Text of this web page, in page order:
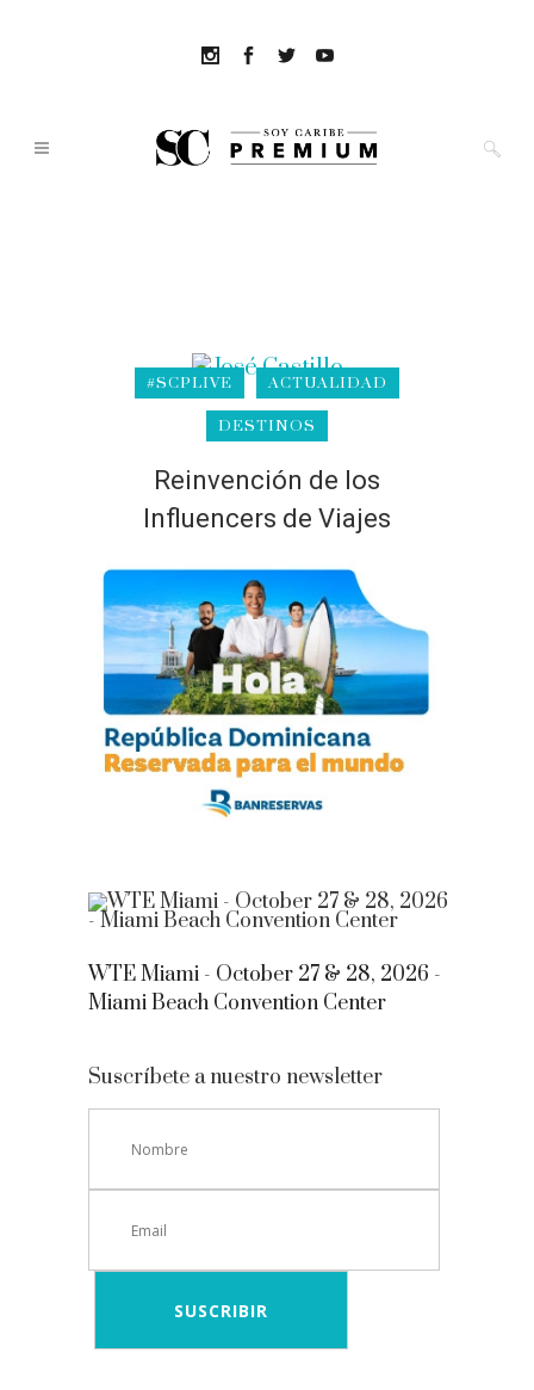
#SCPLIVE ACTUALIDAD
DESTINOS
Reinvención de los
Influencers de Viajes
WTE Miami - October 27 & 28, 2026 -
Miami Beach Convention Center
Suscríbete a nuestro newsletter